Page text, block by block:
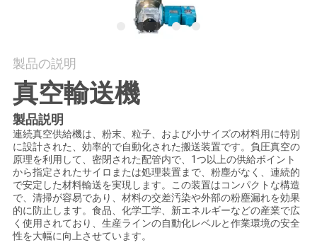
私
達
に
連
絡
し
な
製品の説明
真空輸送機
製品説明
連続真空供給機は、粉末、粒子、および小サイズの材料用に特別
に設計された、効率的で自動化された搬送装置です。負圧真空の
原理を利用して、密閉された配管内で、1つ以上の供給ポイント
から指定されたサイロまたは処理装置まで、粉塵がなく、連続的
で安定した材料輸送を実現します。この装置はコンパクトな構造
で、清掃が容易であり、材料の交差汚染や外部の粉塵漏れを効果
的に防止します。食品、化学工学、新エネルギーなどの産業で広
く使用されており、生産ラインの自動化レベルと作業環境の安全
性を大幅に向上させています。